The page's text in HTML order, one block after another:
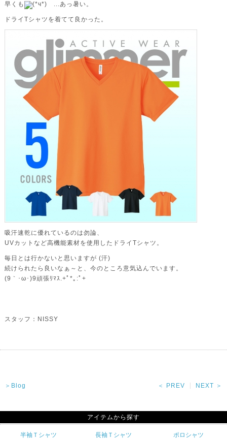
早くも
(*ч*)ゞ...あっ暑い。
ドライTシャツを着てて良かった。
吸汗速乾に優れているのは勿論、
UVカットなど高機能素材を使用したドライTシャツ。
毎日とは行かないと思いますが (汗)
続けられたら良いなぁ～と、今のところ意気込んでいます。
(9｀･ω･)9頑張ﾘﾏｽ.+ﾟ*｡:ﾟ+
スタッフ：NISSY
＞Blog ＜ PREV NEXT ＞
アイテムから探す
半袖Ｔシャツ 長袖Ｔシャツ ポロシャツ